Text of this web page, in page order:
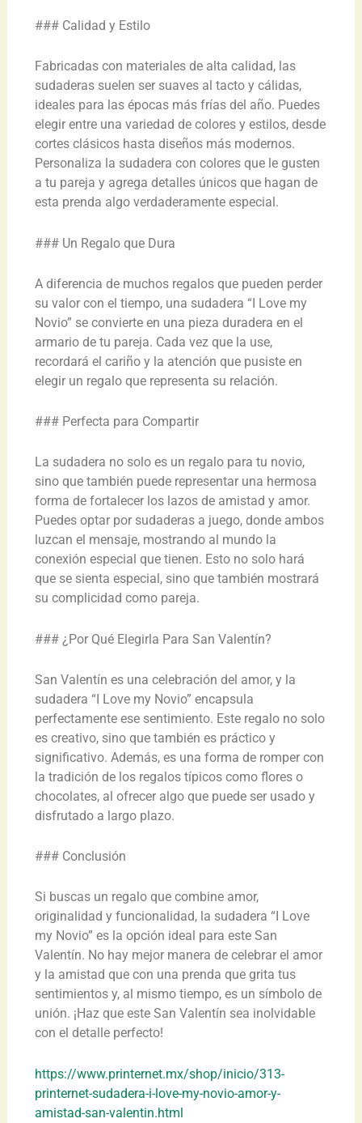
### Calidad y Estilo
Fabricadas con materiales de alta calidad, las
sudaderas suelen ser suaves al tacto y cálidas,
ideales para las épocas más frías del año. Puedes
elegir entre una variedad de colores y estilos, desde
cortes clásicos hasta diseños más modernos.
Personaliza la sudadera con colores que le gusten
a tu pareja y agrega detalles únicos que hagan de
esta prenda algo verdaderamente especial.
### Un Regalo que Dura
A diferencia de muchos regalos que pueden perder
su valor con el tiempo, una sudadera “I Love my
Novio” se convierte en una pieza duradera en el
armario de tu pareja. Cada vez que la use,
recordará el cariño y la atención que pusiste en
elegir un regalo que representa su relación.
### Perfecta para Compartir
La sudadera no solo es un regalo para tu novio,
sino que también puede representar una hermosa
forma de fortalecer los lazos de amistad y amor.
Puedes optar por sudaderas a juego, donde ambos
luzcan el mensaje, mostrando al mundo la
conexión especial que tienen. Esto no solo hará
que se sienta especial, sino que también mostrará
su complicidad como pareja.
### ¿Por Qué Elegirla Para San Valentín?
San Valentín es una celebración del amor, y la
sudadera “I Love my Novio” encapsula
perfectamente ese sentimiento. Este regalo no solo
es creativo, sino que también es práctico y
significativo. Además, es una forma de romper con
la tradición de los regalos típicos como flores o
chocolates, al ofrecer algo que puede ser usado y
disfrutado a largo plazo.
### Conclusión
Si buscas un regalo que combine amor,
originalidad y funcionalidad, la sudadera “I Love
my Novio” es la opción ideal para este San
Valentín. No hay mejor manera de celebrar el amor
y la amistad que con una prenda que grita tus
sentimientos y, al mismo tiempo, es un símbolo de
unión. ¡Haz que este San Valentín sea inolvidable
con el detalle perfecto!
https://www.printernet.mx/shop/inicio/313-
printernet-sudadera-i-love-my-novio-amor-y-
amistad-san-valentin.html